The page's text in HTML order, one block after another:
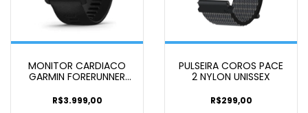
MONITOR CARDIACO
GARMIN FORERUNNER
R$3.999,00
PULSEIRA COROS PACE
2 NYLON UNISSEX
R$299,00